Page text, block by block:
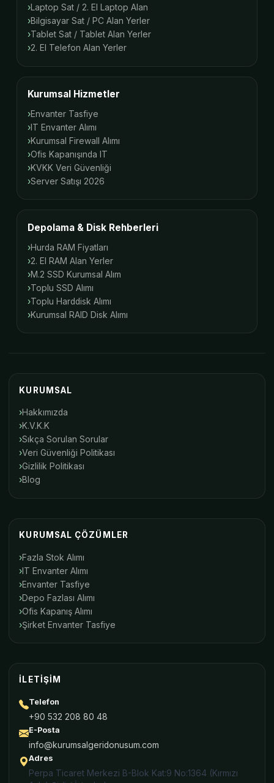
Laptop Sat / 2. El Laptop Alan
Bilgisayar Sat / PC Alan Yerler
Tablet Sat / Tablet Alan Yerler
2. El Telefon Alan Yerler
Kurumsal Hizmetler
Envanter Tasfiye
IT Envanter Alımı
Kurumsal Firewall Alımı
Ofis Kapanışında IT
KVKK Veri Güvenliği
Server Satışı 2026
Depolama & Disk Rehberleri
Hurda RAM Fiyatları
2. El RAM Alan Yerler
M.2 SSD Kurumsal Alım
Toplu SSD Alımı
Toplu Harddisk Alımı
Kurumsal RAID Disk Alımı
KURUMSAL
Hakkımızda
K.V.K.K
Sıkça Sorulan Sorular
Veri Güvenliği Politikası
Gizlilik Politikası
Blog
KURUMSAL ÇÖZÜMLER
Fazla Stok Alımı
IT Envanter Alımı
Envanter Tasfiye
Depo Fazlası Alımı
Ofis Kapanış Alımı
Şirket Envanter Tasfiye
İLETIŞIM
Telefon
+90 532 208 80 48
E-Posta
info@kurumsalgeridonusum.com
Adres
Perpa Ticaret Merkezi B-Blok Kat:9 No:1364 (Kırmızı